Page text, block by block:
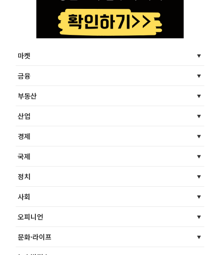
마켓
금융
부동산
산업
경제
국제
정치
사회
오피니언
문화·라이프